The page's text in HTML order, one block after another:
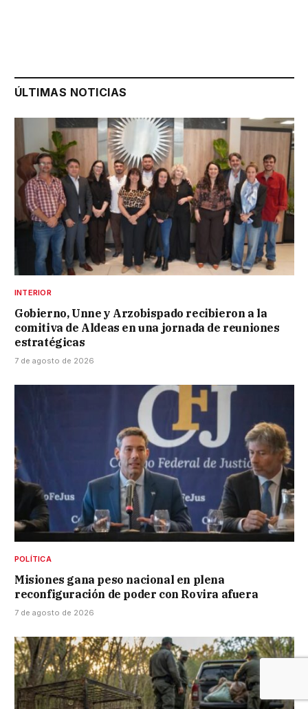
ÚLTIMAS NOTICIAS
INTERIOR
Gobierno, Unne y Arzobispado recibieron a la
comitiva de Aldeas en una jornada de reuniones
estratégicas
7 de agosto de 2026
POLÍTICA
Misiones gana peso nacional en plena
reconfiguración de poder con Rovira afuera
7 de agosto de 2026